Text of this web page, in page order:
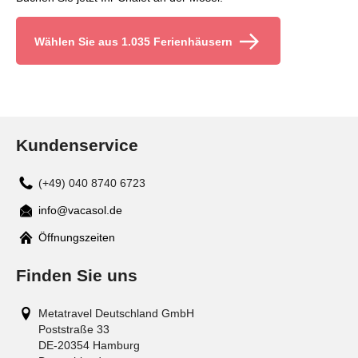
Wählen Sie aus 1.035 Ferienhäusern
Kundenservice
(+49) 040 8740 6723
Mail
info@vacasol.de
Öffnungszeiten
Finden Sie uns
Metatravel Deutschland GmbH
Poststraße 33
DE-20354 Hamburg